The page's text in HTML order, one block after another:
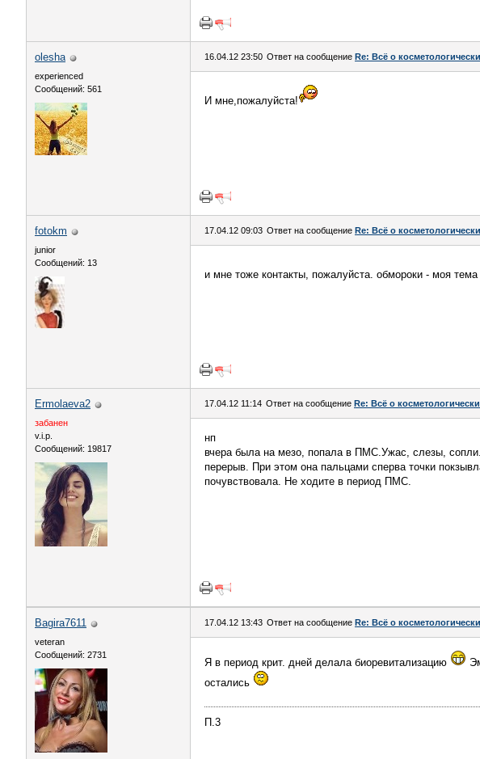
olesha
experienced
Сообщений: 561
16.04.12 23:50 Ответ на сообщение Re: Всё о
И мне,пожалуйста!
fotokm
junior
Сообщений: 13
17.04.12 09:03 Ответ на сообщение Re: Всё о
и мне тоже контакты, пожалуйста. обмороки - моя тема
Ermolaeva2
забанен
v.i.p.
Сообщений: 19817
17.04.12 11:14 Ответ на сообщение Re: Всё о
нп
вчера была на мезо, попала в ПМС.Ужас, слезы,
перерыв. При этом она пальцами сперва точки
почувствовала. Не ходите в период ПМС.
Bagira7611
veteran
Сообщений: 2731
17.04.12 13:43 Ответ на сообщение Re: Всё о
Я в период крит. дней делала биоревитализацию
остались
П.3